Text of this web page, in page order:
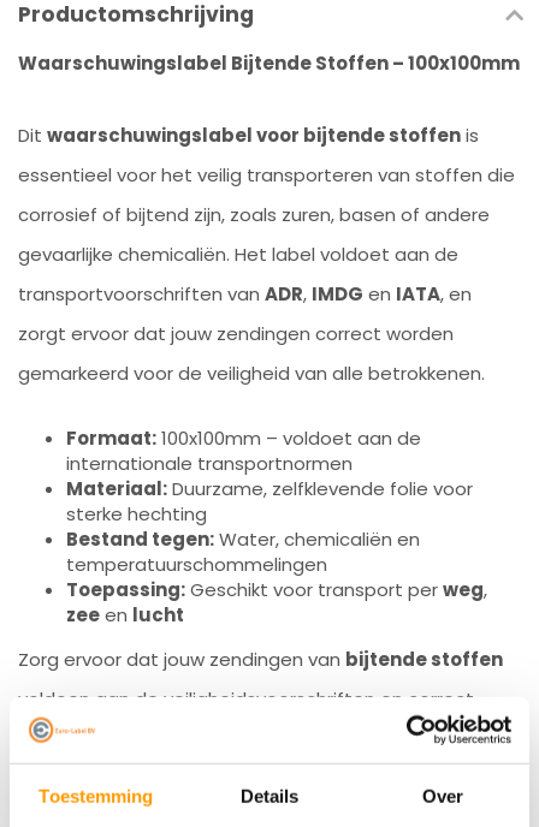
Toestemming Details Over
Productomschrijving
Waarschuwingslabel Bijtende Stoffen – 100x100mm
Dit waarschuwingslabel voor bijtende stoffenis
essentieel voor het veilig transporteren van stoffen die
corrosief of bijtend zijn, zoals zuren, basen of andere
gevaarlijke chemicaliën. Het label voldoet aan de
transportvoorschriften van ADR, IMDG en IATA, en
zorgt ervoor dat jouw zendingen correct worden
gemarkeerd voor de veiligheid van alle betrokkenen.
Formaat:100x100mm – voldoet aan de
internationale transportnormen
Materiaal:Duurzame, zelfklevende folie voor
sterke hechting
Bestand tegen:Water, chemicaliën en
temperatuurschommelingen
Toepassing:Geschikt voor transport perweg,
zeeen lucht
Zorg ervoor dat jouw zendingen van bijtende stoffen
voldoen aan de veiligheidsvoorschriften en correct
worden gemarkeerd voor veilig transport. Bestel dit